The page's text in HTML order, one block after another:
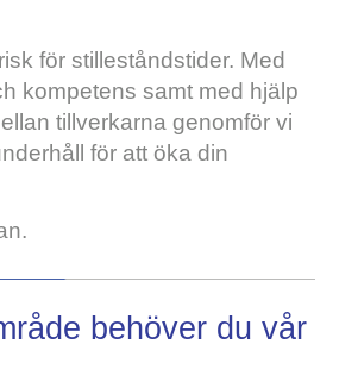
för stilleståndstider. Med
kompetens samt med hjälp
tillverkarna genomför vi
för att öka din
behöver du vår